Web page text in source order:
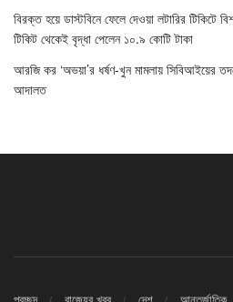
বিরক্ত হয়ে ডাস্টবিনে ফেলে দেওয়া লটারির
টিকিট থেকেই বৃদ্ধা পেলেন ১০.৯ কোটি টাকা
আরজি কর ‘অভয়া’র ধর্ষণ-খুন মামলায় সিবিআইয়ের
আদালত